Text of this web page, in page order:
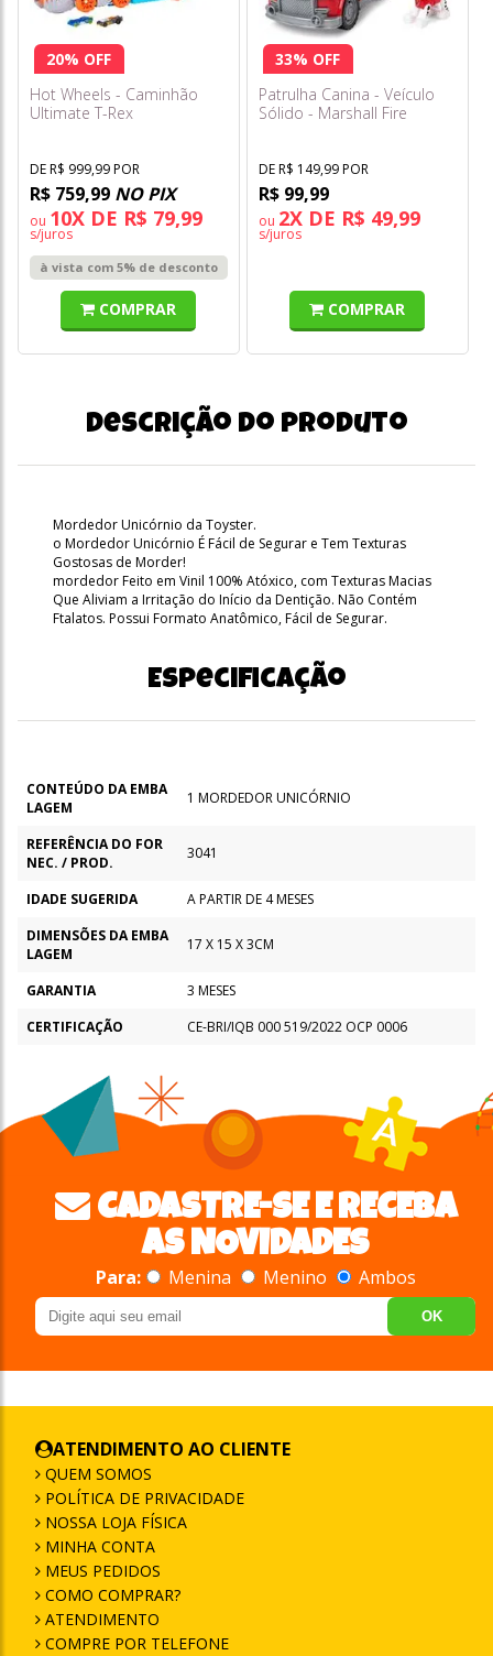
20% OFF
Hot Wheels - Caminhão
Ultimate T-Rex
DE R$ 999,99 POR
R$ 759,99 NO PIX
ou 10X DE R$ 79,99
s/juros
à vista com 5% de desconto
COMPRAR
33% OFF
Patrulha Canina - Veículo
Sólido - Marshall Fire
DE R$ 149,99 POR
R$ 99,99
ou 2X DE R$ 49,99
s/juros
COMPRAR
Descrição do produto
Mordedor Unicórnio da Toyster.
o Mordedor Unicórnio É Fácil de Segurar e Tem Texturas
Gostosas de Morder!
mordedor Feito em Vinil 100% Atóxico, com Texturas Macias
Que Aliviam a Irritação do Início da Dentição. Não Contém
Ftalatos. Possui Formato Anatômico, Fácil de Segurar.
Especificação
CONTEÚDO DA EMBA
LAGEM
1 MORDEDOR UNICÓRNIO
REFERÊNCIA DO FOR
NEC. / PROD.
3041
IDADE SUGERIDA
A PARTIR DE 4 MESES
DIMENSÕES DA EMBA
LAGEM
17 X 15 X 3CM
GARANTIA
3 MESES
CERTIFICAÇÃO
CE-BRI/IQB 000 519/2022 OCP 0006
CADASTRE-SE E RECEBA
AS NOVIDADES
Para: Menina Menino Ambos
OK
ATENDIMENTO AO CLIENTE
QUEM SOMOS
POLÍTICA DE PRIVACIDADE
NOSSA LOJA FÍSICA
MINHA CONTA
MEUS PEDIDOS
COMO COMPRAR?
ATENDIMENTO
COMPRE POR TELEFONE